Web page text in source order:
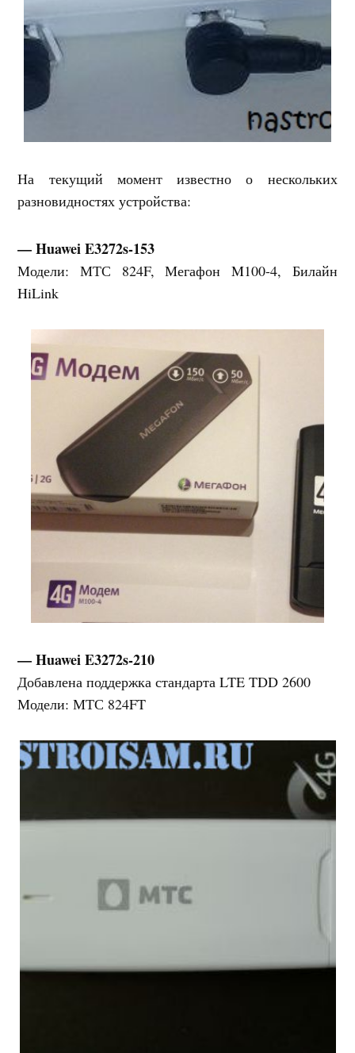
На текущий момент известно о нескольких
разновидностях устройства:
— Huawei E3272s-153
Модели: МТС 824F, Мегафон M100-4, Билайн
HiLink
— Huawei E3272s-210
Добавлена поддержка стандарта LTE TDD 2600
Модели: МТС 824FT